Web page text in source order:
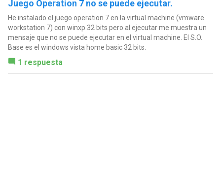
Juego Operation 7 no se puede ejecutar.
He instalado el juego operation 7 en la virtual machine (vmware
workstation 7) con winxp 32 bits pero al ejecutar me muestra un
mensaje que no se puede ejecutar en el virtual machine. El S.O.
Base es el windows vista home basic 32 bits.
1 respuesta